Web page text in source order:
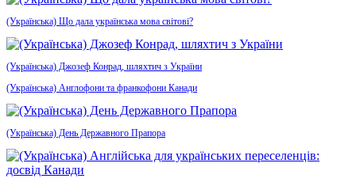
(Українська) Що дала українська мова світові?
(Українська) Джозеф Конрад, шляхтич з України
(Українська) Англофони та франкофони Канади
(Українська) День Державного Прапора